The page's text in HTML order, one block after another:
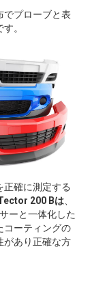
でプローブと表
。
正確に測定する
200 Bは
ーと一体化した
コーティングの
があり正確な方